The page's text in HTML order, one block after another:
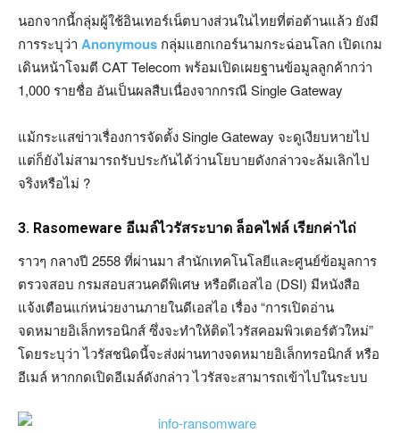
นอกจากนี้กลุ่มผู้ใช้อินเทอร์เน็ตบางส่วนในไทยที่ต่อต้านแล้ว ยังมี
การระบุว่า Anonymous กลุ่มแฮกเกอร์นามกระฉ่อนโลก เปิดเกม
เดินหน้าโจมตี CAT Telecom พร้อมเปิดเผยฐานข้อมูลลูกค้ากว่า
1,000 รายชื่อ อันเป็นผลสืบเนื่องจากกรณี Single Gateway
แม้กระแสข่าวเรื่องการจัดตั้ง Single Gateway จะดูเงียบหายไป
แต่ก็ยังไม่สามารถรับประกันได้ว่านโยบายดังกล่าวจะล้มเลิกไป
จริงหรือไม่ ?
3. Rasomeware อีเมล์ไวรัสระบาด ล็อคไฟล์ เรียกค่าไถ่
ราวๆ กลางปี 2558 ที่ผ่านมา สำนักเทคโนโลยีและศูนย์ข้อมูลการ
ตรวจสอบ กรมสอบสวนคดีพิเศษ หรือดีเอสไอ (DSI) มีหนังสือ
แจ้งเตือนแก่หน่วยงานภายในดีเอสไอ เรื่อง “การเปิดอ่าน
จดหมายอิเล็กทรอนิกส์ ซึ่งจะทำให้ติดไวรัสคอมพิวเตอร์ตัวใหม่”
โดยระบุว่า ไวรัสชนิดนี้จะส่งผ่านทางจดหมายอิเล็กทรอนิกส์ หรือ
อีเมล์ หากกดเปิดอีเมล์ดังกล่าว ไวรัสจะสามารถเข้าไปในระบบ